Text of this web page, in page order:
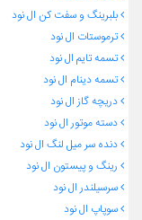
بلبرینگ و سفت کن ال نود
ترموستات ال نود
تسمه تایم ال نود
تسمه دینام ال نود
دریچه گاز ال نود
دسته موتور ال نود
دنده سر میل لنگ ال نود
رینگ و پیستون ال نود
سرسیلندر ال نود
سوپاپ ال نود